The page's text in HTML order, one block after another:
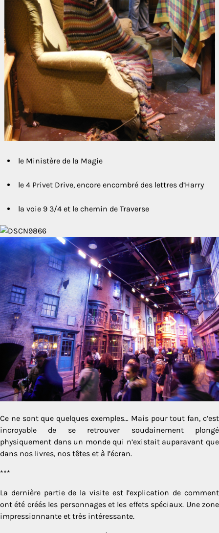
le Ministère de la Magie
le 4 Privet Drive, encore encombré des lettres d’Harry
la voie 9 3/4 et le chemin de Traverse
Ce ne sont que quelques exemples… Mais pour tout fan, c’est
incroyable de se retrouver soudainement plongé
physiquement dans un monde qui n’existait auparavant que
dans nos livres, nos têtes et à l’écran.
***
La dernière partie de la visite est l’explication de comment
ont été créés les personnages et les effets spéciaux. Une zone
impressionnante et très intéressante.